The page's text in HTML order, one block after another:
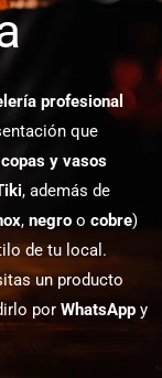
profesional
que
copas y vasos
, además de
, negro o cobre)
de tu local.
un producto
por WhatsApp y